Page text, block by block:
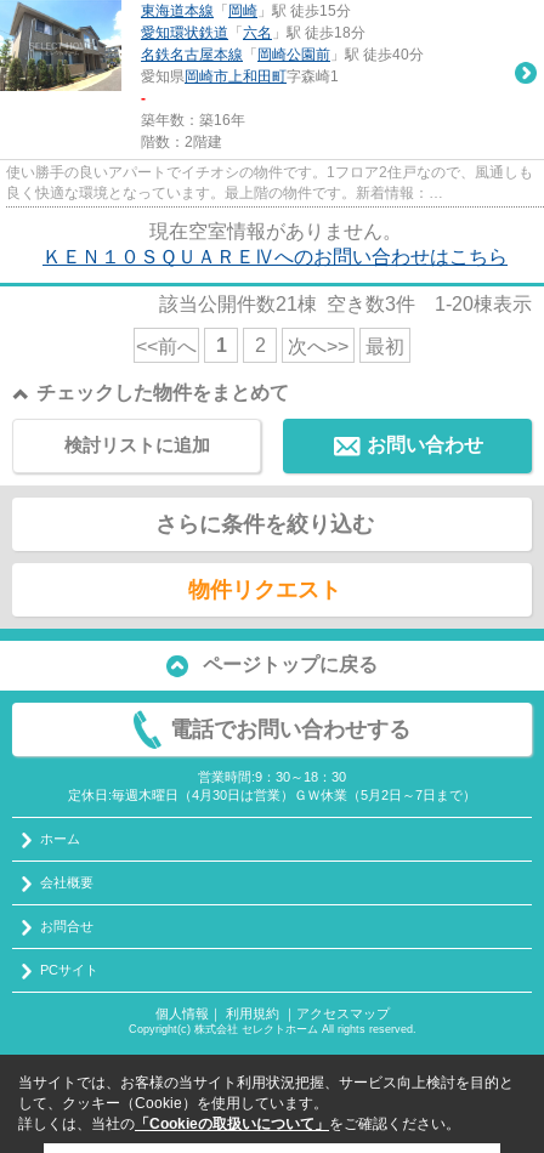
東海道本線 「 岡崎 」駅 徒歩15分
愛知環状鉄道 「 六名 」駅 徒歩18分
名鉄名古屋本線 「 岡崎公園前 」駅 徒歩40分
愛知県岡崎市上和田町字森崎1
-
築年数：築16年
階数：2階建
使い勝手の良いアパートでイチオシの物件です。1フロア2住戸なので、風通しも
良く快適な環境となっています。最上階の物件です。新着情報：
現在空室情報がありません。
ＫＥＮ１０ＳＱＵＡＲＥⅣへのお問い合わせはこちら
該当公開件数21棟 空き数3件 1-20棟表示
<<前へ 1 2 次へ>> 最初
チェックした物件をまとめて
お問い合わせ
検討リストに追加
さらに条件を絞り込む
物件リクエスト
ページトップに戻る
電話でお問い合わせする
営業時間:9：30～18：30
定休日:毎週木曜日（4月30日は営業）ＧＷ休業（5月2日～7日まで）
ホーム
会社概要
お問合せ
PCサイト
個人情報 ｜ 利用規約｜ アクセスマップ
Copyright(c) 株式会社 セレクトホーム All rights reserved.
当サイトでは、お客様の当サイト利用状況把握、サービス向上検討を目的と
して、クッキー（Cookie）を使用しています。
詳しくは、当社の 「Cookieの取扱いについて」 をご確認ください。